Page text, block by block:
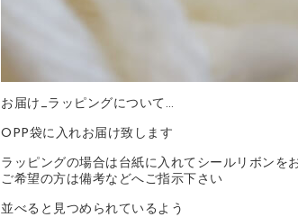
お届け_ラッピングについて…
OPP袋に入れお届け致します
ラッピングの場合は台紙に入れてシールリボンを
ご希望の方は備考などへご指示下さい
並べると見つめられているよう